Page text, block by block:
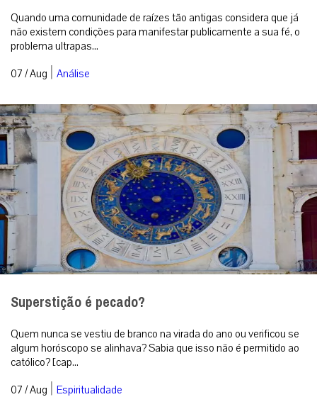
Quando uma comunidade de raízes tão antigas considera que já
não existem condições para manifestar publicamente a sua fé, o
problema ultrapas...
07 / Aug | Análise
Superstição é pecado?
Quem nunca se vestiu de branco na virada do ano ou verificou se
algum horóscopo se alinhava? Sabia que isso não é permitido ao
católico? [cap...
07 / Aug | Espiritualidade